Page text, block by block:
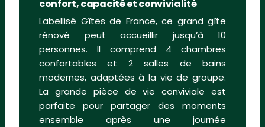
confort, capacité et convivialité
Labellisé Gîtes de France, ce grand gîte
rénové peut accueillir jusqu’à 10
personnes. Il comprend 4 chambres
confortables et 2 salles de bains
modernes, adaptées à la vie de groupe.
La grande pièce de vie conviviale est
parfaite pour partager des moments
ensemble après une journée